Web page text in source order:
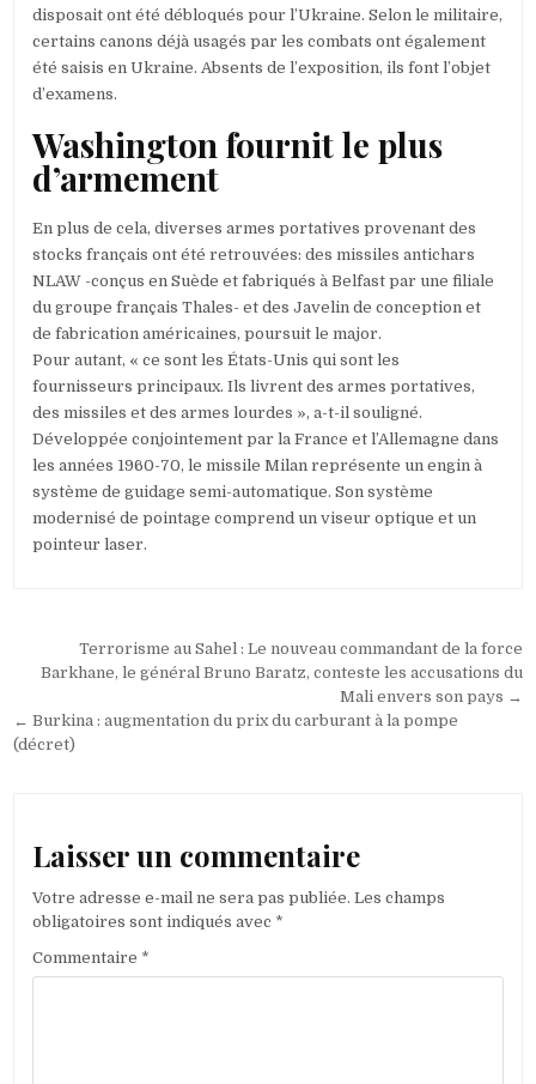
disposait ont été débloqués pour l’Ukraine. Selon le militaire,
certains canons déjà usagés par les combats ont également
été saisis en Ukraine. Absents de l’exposition, ils font l’objet
d’examens.
Washington fournit le plus
d’armement
En plus de cela, diverses armes portatives provenant des
stocks français ont été retrouvées: des missiles antichars
NLAW -conçus en Suède et fabriqués à Belfast par une filiale
du groupe français Thales- et des Javelin de conception et
de fabrication américaines, poursuit le major.
Pour autant, « ce sont les États-Unis qui sont les
fournisseurs principaux. Ils livrent des armes portatives,
des missiles et des armes lourdes », a-t-il souligné.
Développée conjointement par la France et l’Allemagne dans
les années 1960-70, le missile Milan représente un engin à
système de guidage semi-automatique. Son système
modernisé de pointage comprend un viseur optique et un
pointeur laser.
Navigation
de
l’article
Terrorisme au Sahel : Le nouveau commandant de la force
Barkhane, le général Bruno Baratz, conteste les accusations du
Mali envers son pays →
← Burkina : augmentation du prix du carburant à la pompe
(décret)
Laisser un commentaire
Votre adresse e-mail ne sera pas publiée. Les champs
obligatoires sont indiqués avec *
Commentaire *